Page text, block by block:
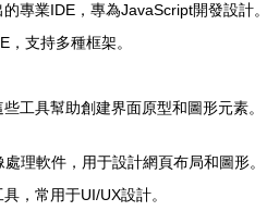
專業IDE，專為JavaScript開發設計。
支持多種框架。
工具幫助創建界面原型和圖形元素。
理軟件，用于設計網頁布局和圖形。
，常用于UI/UX設計。